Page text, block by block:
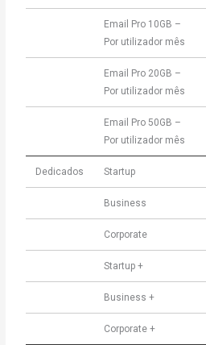
Email Pro 10GB –
Por utilizador mês
Email Pro 20GB –
Por utilizador mês
Email Pro 50GB –
Por utilizador mês
Dedicados Startup
Business
Corporate
Startup +
Business +
Corporate +